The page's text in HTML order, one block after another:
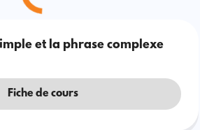
et la phrase complexe
Fiche de cours